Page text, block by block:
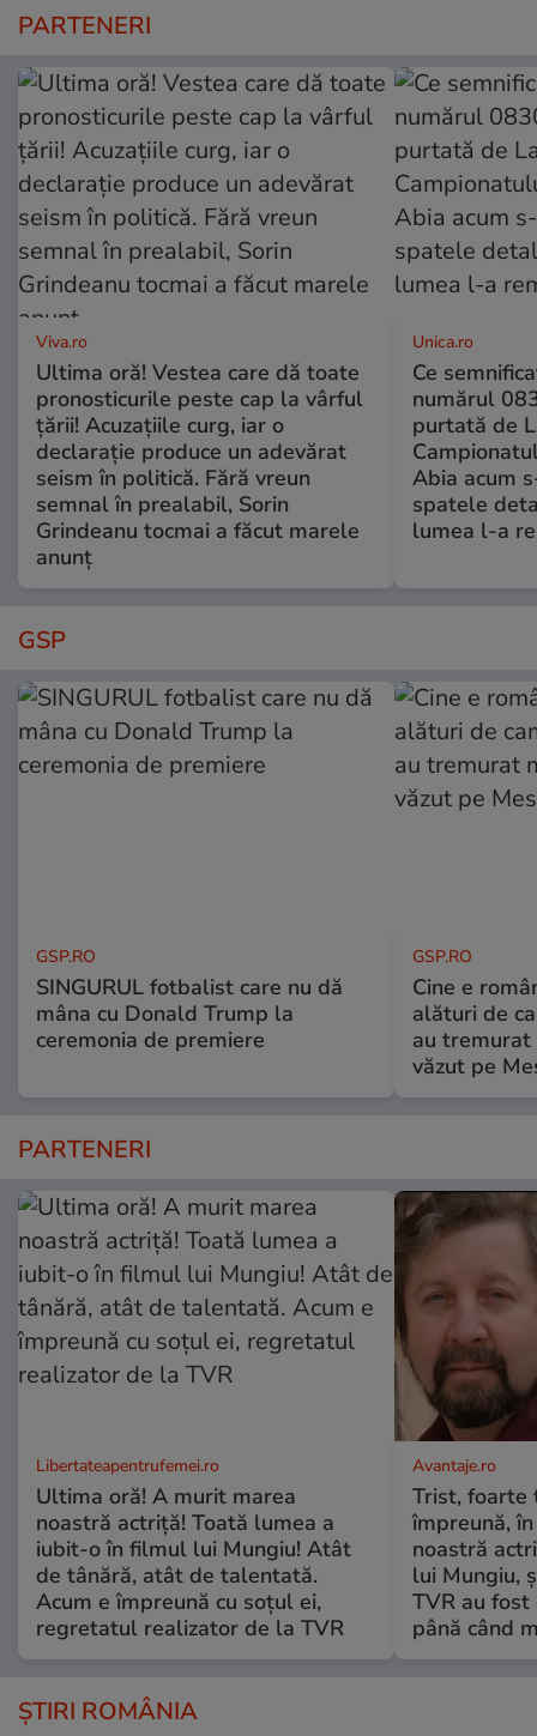
PARTENERI
Viva.ro
Ultima oră! Vestea care dă toate
pronosticurile peste cap la vârful
țării! Acuzațiile curg, iar o
declarație produce un adevărat
seism în politică. Fără vreun
semnal în prealabil, Sorin
Grindeanu tocmai a făcut marele
anunț
Unica.ro
Ce
numărul
purtată de
Abia acum
spatele
lumea l-a
GSP
GSP.RO
SINGURUL fotbalist care nu dă
mâna cu Donald Trump la
ceremonia de premiere
GSP.RO
Cine e
alături de
au
văzut pe
PARTENERI
Libertateapentrufemei.ro
Ultima oră! A murit marea
noastră actriță! Toată lumea a
iubit-o în filmul lui Mungiu! Atât
de tânără, atât de talentată.
Acum e împreună cu soțul ei,
regretatul realizator de la TVR
Avantaje.ro
Trist, foarte
împreună,
noastră
lui Mungiu,
TVR au
până când
ȘTIRI ROMÂNIA